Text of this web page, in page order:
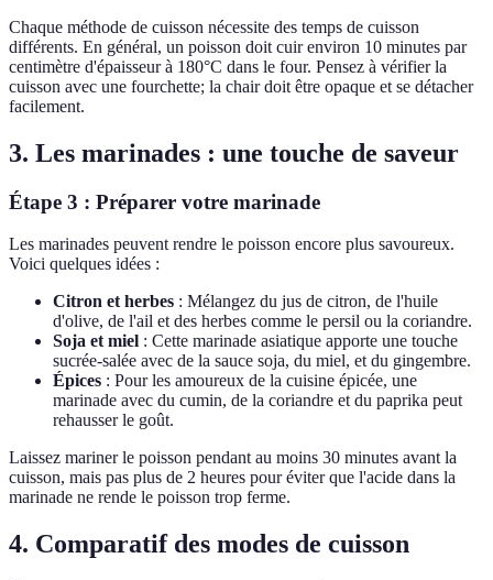
Chaque méthode de cuisson nécessite des temps de cuisson
différents. En général, un poisson doit cuir environ 10 minutes par
centimètre d'épaisseur à 180°C dans le four. Pensez à vérifier la
cuisson avec une fourchette; la chair doit être opaque et se détacher
facilement.
3. Les marinades : une touche de saveur
Étape 3 : Préparer votre marinade
Les marinades peuvent rendre le poisson encore plus savoureux.
Voici quelques idées :
Citron et herbes : Mélangez du jus de citron, de l'huile
d'olive, de l'ail et des herbes comme le persil ou la coriandre.
Soja et miel : Cette marinade asiatique apporte une touche
sucrée-salée avec de la sauce soja, du miel, et du gingembre.
Épices : Pour les amoureux de la cuisine épicée, une
marinade avec du cumin, de la coriandre et du paprika peut
rehausser le goût.
Laissez mariner le poisson pendant au moins 30 minutes avant la
cuisson, mais pas plus de 2 heures pour éviter que l'acide dans la
marinade ne rende le poisson trop ferme.
4. Comparatif des modes de cuisson